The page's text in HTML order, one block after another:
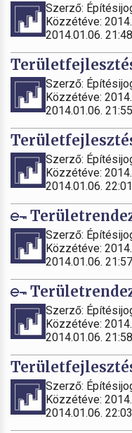
Szerző:
Közzétéve:
2014.01.06. 21:48
Szerző:
Közzétéve:
2014.01.06. 21:55
Szerző:
Közzétéve:
2014.01.06. 22:01
Szerző:
Közzétéve:
2014.01.06. 21:57
Szerző:
Közzétéve:
2014.01.06. 21:58
Szerző:
Közzétéve:
2014.01.06. 22:03